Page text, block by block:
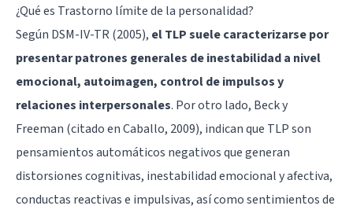
¿Qué es Trastorno límite de la personalidad?
Según DSM-IV-TR (2005), el TLP suele caracterizarse por
presentar patrones generales de inestabilidad a nivel
emocional, autoimagen, control de impulsos y
relaciones interpersonales. Por otro lado, Beck y
Freeman (citado en Caballo, 2009), indican que TLP son
pensamientos automáticos negativos que generan
distorsiones cognitivas, inestabilidad emocional y afectiva,
conductas reactivas e impulsivas, así como sentimientos de